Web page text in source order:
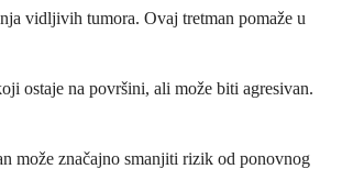
vidljivih tumora. Ovaj tretman pomaže u
ostaje na površini, ali može biti agresivan.
može značajno smanjiti rizik od ponovnog